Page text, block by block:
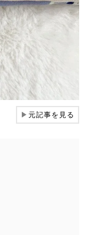
▶元記事を見る